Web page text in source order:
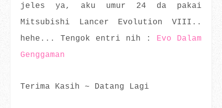
jeles ya, aku umur 24 da pakai
Mitsubishi Lancer Evolution VIII..
hehe... Tengok entri nih : Evo Dalam
Genggaman
Terima Kasih ~ Datang Lagi